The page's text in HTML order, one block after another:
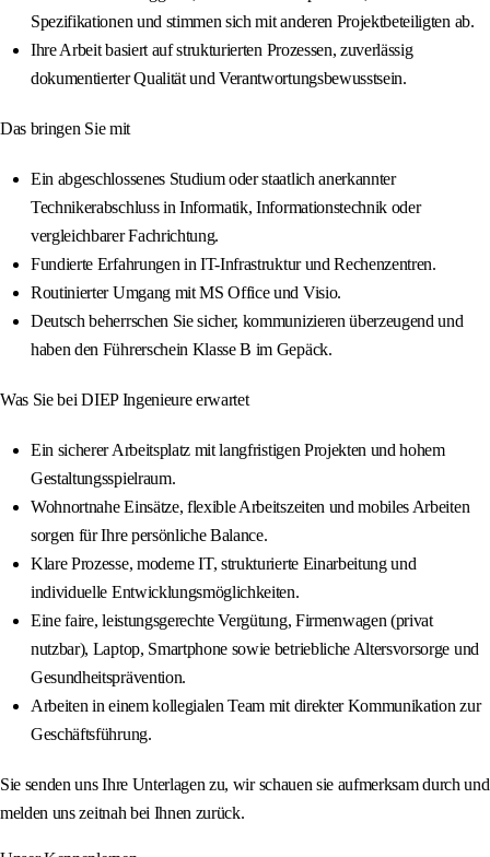
Spezifikationen und stimmen sich mit anderen Projektbeteiligten ab.
Ihre Arbeit basiert auf strukturierten Prozessen, zuverlässig
dokumentierter Qualität und Verantwortungsbewusstsein.
Das bringen Sie mit
Ein abgeschlossenes Studium oder staatlich anerkannter
Technikerabschluss in Informatik, Informationstechnik oder
vergleichbarer Fachrichtung.
Fundierte Erfahrungen in IT-Infrastruktur und Rechenzentren.
Routinierter Umgang mit MS Office und Visio.
Deutsch beherrschen Sie sicher, kommunizieren überzeugend und
haben den Führerschein Klasse B im Gepäck.
Was Sie bei DIEP Ingenieure erwartet
Ein sicherer Arbeitsplatz mit langfristigen Projekten und hohem
Gestaltungsspielraum.
Wohnortnahe Einsätze, flexible Arbeitszeiten und mobiles Arbeiten
sorgen für Ihre persönliche Balance.
Klare Prozesse, moderne IT, strukturierte Einarbeitung und
individuelle Entwicklungsmöglichkeiten.
Eine faire, leistungsgerechte Vergütung, Firmenwagen (privat
nutzbar), Laptop, Smartphone sowie betriebliche Altersvorsorge und
Gesundheitsprävention.
Arbeiten in einem kollegialen Team mit direkter Kommunikation zur
Geschäftsführung.
Sie senden uns Ihre Unterlagen zu, wir schauen sie aufmerksam durch und
melden uns zeitnah bei Ihnen zurück.